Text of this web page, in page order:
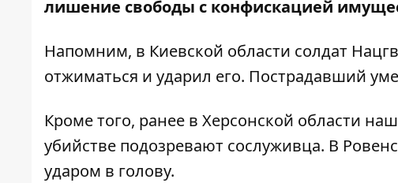
лишение свободы с конфискацией
Напомним, в Киевской области солдат
отжиматься и ударил его. Пострадавший
Кроме того, ранее в Херсонской области
убийстве подозревают сослуживца. В
ударом в голову.